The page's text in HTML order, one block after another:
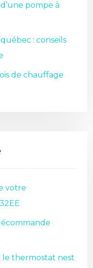
pompe à
: conseils
de chauffage
votre
thermostat nest